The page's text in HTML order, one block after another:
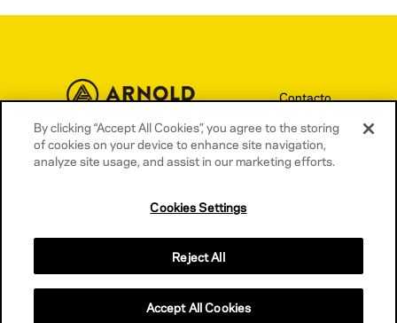
Contacto
Términos y condiciones
Política de privacidad
By clicking “Accept All Cookies”, you agree to the storing
of cookies on your device to enhance site navigation,
analyze site usage, and assist in our marketing efforts.
Cookies Settings
Reject All
Accept All Cookies